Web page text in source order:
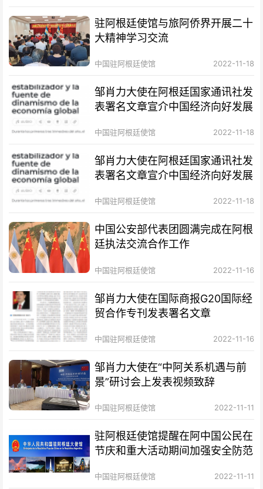
驻阿根廷使馆与旅阿侨界开展二十
大精神学习交流
中国驻阿根廷使馆 2022-11-18
邹肖力大使在阿根廷国家通讯社发
表署名文章宣介中国经济向好发展
中国驻阿根廷使馆 2022-11-18
邹肖力大使在阿根廷国家通讯社发
表署名文章宣介中国经济向好发展
中国驻阿根廷使馆 2022-11-18
中国公安部代表团圆满完成在阿根
廷执法交流合作工作
中国驻阿根廷使馆 2022-11-16
邹肖力大使在国际商报G20国际经
贸合作专刊发表署名文章
中国驻阿根廷使馆 2022-11-16
邹肖力大使在“中阿关系机遇与前
景”研讨会上发表视频致辞
中国驻阿根廷使馆 2022-11-11
驻阿根廷使馆提醒在阿中国公民在
节庆和重大活动期间加强安全防范
中国驻阿根廷使馆 2022-11-11